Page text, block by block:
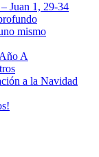
Juan 1, 29-34
mismo
A
a la Navidad